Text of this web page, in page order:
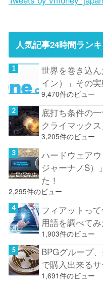
人気記事24時間ラン
世界を巻き込
イン）」その
9,470件のビュー
底打ち条件の
クライマック
3,205件のビュー
ハードウェア
ジャーナノS）
た！
2,295件のビュー
フィアットっ
用語を調べてみ
1,903件のビュー
BPGグループ
で購入出来る
1,691件のビュー